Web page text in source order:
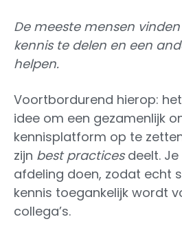
De meeste mensen
kennis te delen en een
helpen.
Voortbordurend hierop:
idee om een gezamenlijk
kennisplatform op te
zijn best practicesdeelt. Je
afdeling doen, zodat echt
kennis toegankelijk wordt
collega’s.